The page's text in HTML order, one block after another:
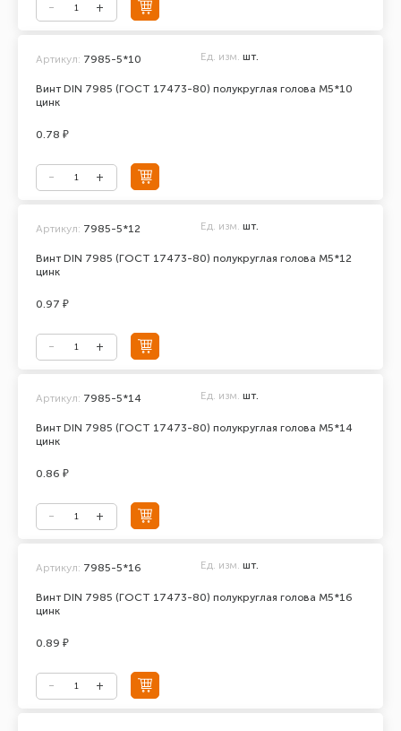
Винт DIN 7985 (ГОСТ 17473-80) полукруглая голова М5*10
цинк
Артикул: 7985-5*10 Ед. изм. шт.
0.78 ₽
Винт DIN 7985 (ГОСТ 17473-80) полукруглая голова М5*12
цинк
Артикул: 7985-5*12 Ед. изм. шт.
0.97 ₽
Винт DIN 7985 (ГОСТ 17473-80) полукруглая голова М5*14
цинк
Артикул: 7985-5*14 Ед. изм. шт.
0.86 ₽
Винт DIN 7985 (ГОСТ 17473-80) полукруглая голова М5*16
цинк
Артикул: 7985-5*16 Ед. изм. шт.
0.89 ₽